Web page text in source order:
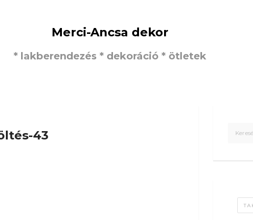
Merci-Ancsa dekor
* lakberendezés * dekoráció * ötletek
43